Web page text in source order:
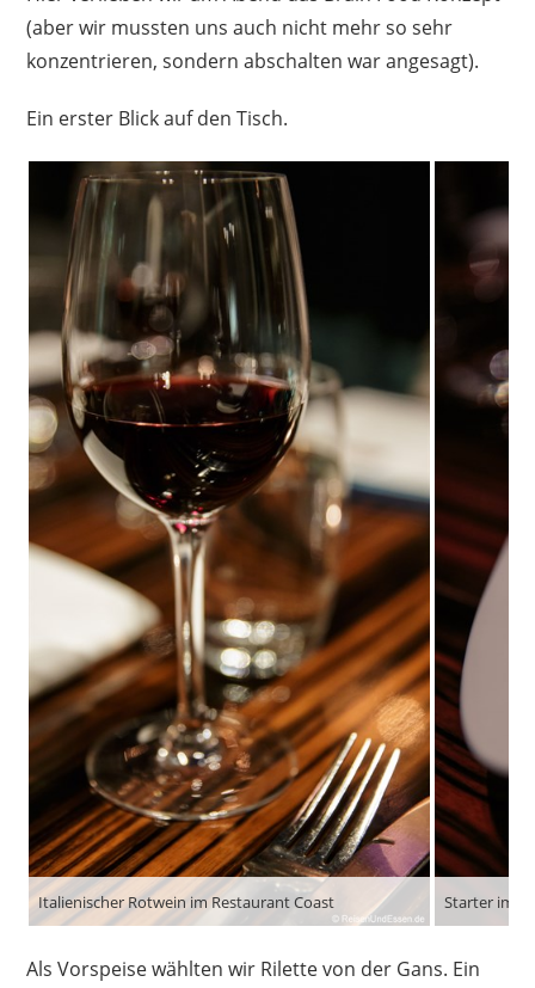
(aber wir mussten uns auch nicht mehr so sehr
konzentrieren, sondern abschalten war angesagt).
Ein erster Blick auf den Tisch.
Italienischer Rotwein im Restaurant Coast Starter im
Als Vorspeise wählten wir Rilette von der Gans. Ein